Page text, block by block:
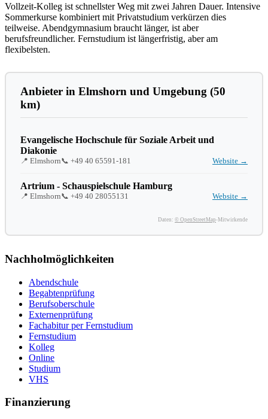
Vollzeit-Kolleg ist schnellster Weg mit zwei Jahren Dauer. Intensive
Sommerkurse kombiniert mit Privatstudium verkürzen dies
teilweise. Abendgymnasium braucht länger, ist aber
berufsfreundlicher. Fernstudium ist längerfristig, aber am
flexibelsten.
Anbieter in Elmshorn und Umgebung (50
km)
Evangelische Hochschule für Soziale Arbeit und
Diakonie
📍 Elmshorn📞 +49 40 65591-181 Website →
Artrium - Schauspielschule Hamburg
📍 Elmshorn📞 +49 40 28055131 Website →
Daten: © OpenStreetMap-Mitwirkende
Nachholmöglichkeiten
Abendschule
Begabtenprüfung
Berufsoberschule
Externenprüfung
Fachabitur per Fernstudium
Fernstudium
Kolleg
Online
Studium
VHS
Finanzierung